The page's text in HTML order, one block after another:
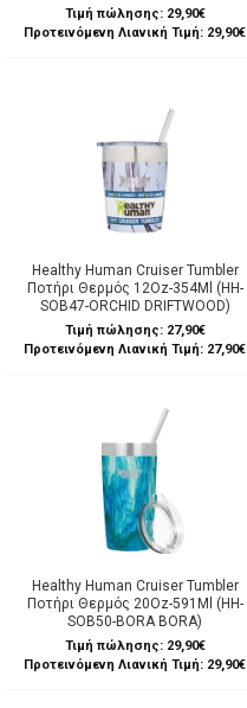
Τιμή πώλησης: 29,90€
Προτεινόμενη Λιανική Τιμή: 29,90€
Healthy Human Cruiser Tumbler
Ποτήρι Θερμός 12Oz-354Ml (HH-
SOB47-ORCHID DRIFTWOOD)
Τιμή πώλησης: 27,90€
Προτεινόμενη Λιανική Τιμή: 27,90€
Healthy Human Cruiser Tumbler
Ποτήρι Θερμός 20Oz-591Ml (HH-
SOB50-BORA BORA)
Τιμή πώλησης: 29,90€
Προτεινόμενη Λιανική Τιμή: 29,90€